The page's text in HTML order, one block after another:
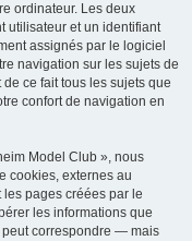
ordinateur. Les deux
utilisateur et un identifiant
assignés par le logiciel
navigation sur les sujets de
ce fait tous les sujets que
confort de navigation en
Model Club », nous
cookies, externes au
pages créées par le
les informations que
peut correspondre — mais